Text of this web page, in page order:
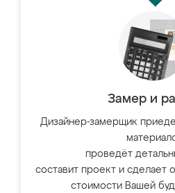
Замер и
Дизайнер-замерщик
проведёт
составит проект и сделает
стоимости Вашей